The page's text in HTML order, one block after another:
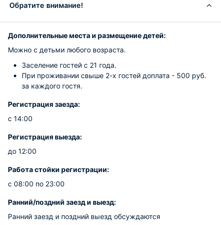
Обратите внимание!
Дополнительные места и размещение детей:
Можно с детьми любого возраста.
Заселение гостей с 21 года.
При проживании свыше 2-х гостей доплата - 500 руб.
за каждого гостя.
Регистрация заезда:
с 14:00
Регистрация выезда:
до 12:00
Работа стойки регистрации:
с 08:00 по 23:00
Ранний/поздний заезд и выезд:
Ранний заезд и поздний выезд обсуждаются